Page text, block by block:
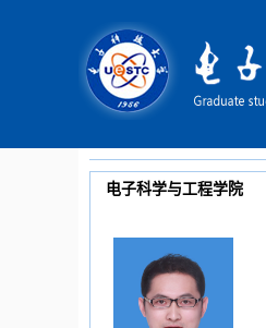
电子科学与工程学院